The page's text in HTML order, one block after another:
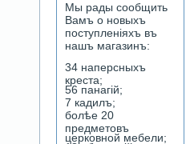
Мы рады сообщить
Вамъ о новыхъ
поступленiяхъ въ
нашъ магазинъ:
34 наперсныхъ
креста;
56 панагiй;
7 кадилъ;
болѣе 20
предметовъ
церковной мебели;